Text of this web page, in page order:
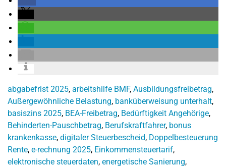
abgabefrist 2025, arbeitshilfe BMF, Ausbildungsfreibetrag,
Außergewöhnliche Belastung, banküberweisung unterhalt,
basiszins 2025, BEA-Freibetrag, Bedürftigkeit Angehörige,
Behinderten-Pauschbetrag, Berufskraftfahrer, bonus
krankenkasse, digitaler Steuerbescheid, Doppelbesteuerung
Rente, e-rechnung 2025, Einkommensteuertarif,
elektronische steuerdaten, energetische Sanierung,